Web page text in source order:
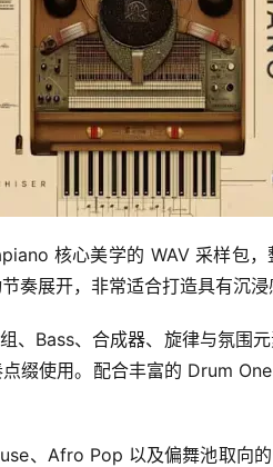
核心美学的 WAV 采样包，
奏展开，非常适合打造具有沉
、Bass、合成器、旋律与氛围
缀使用。配合丰富的 Drum
、Afro Pop 以及偏舞池取向